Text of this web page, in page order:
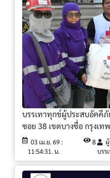
บรรเทาทุกข์ผู้ประสบอัคคี
ซอย 38 เขตบางซื่อ กรุงเท
03 เม.ย. 69 :
11:54:31. น.
8
บรร